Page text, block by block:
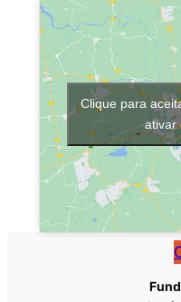
Clique para
ativar